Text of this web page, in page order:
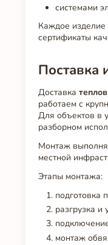
системами
Каждое изделие
сертификаты
Поставка
Доставка
работаем с
Для объектов в
разборном
Монтаж
местной
Этапы монтажа:
подготовка
разгрузка и
монтаж